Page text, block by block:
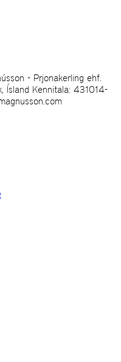
- Prjonakerling ehf.
Ísland Kennitala: 431014-